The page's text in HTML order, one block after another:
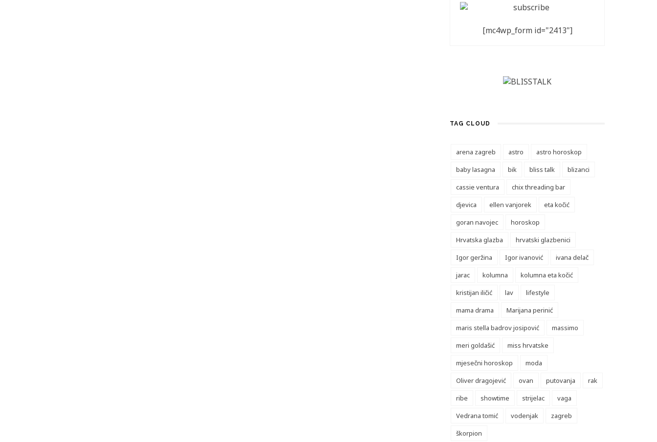
[mc4wp_form id="2413"]
TAG CLOUD
arena zagreb astro
astro horoskop
baby lasagna
bik bliss talk
blizanci
cassie ventura
chix threading bar
djevica
ellen vanjorek
eta kočić
goran navojec
horoskop
Hrvatska glazba
hrvatski glazbenici
Igor geržina
Igor ivanović
ivana delač
jarac
kolumna
kolumna eta kočić
kristijan iličić
lav
lifestyle
mama drama
Marijana perinić
maris stella badrov josipović
massimo
meri goldašić
miss hrvatske
mjesečni horoskop
moda
Oliver dragojević
ovan putovanja
rak
ribe
showtime strijelac
vaga
Vedrana tomić
vodenjak
zagreb
škorpion